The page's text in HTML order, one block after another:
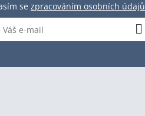
se zpracováním osobních údajů